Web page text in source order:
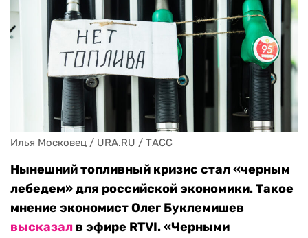
Илья Московец / URA.RU / ТАСС
Нынешний топливный кризис стал «черным
лебедем» для российской экономики. Такое
мнение экономист Олег Буклемишев
высказал в эфире RTVI. «Черными